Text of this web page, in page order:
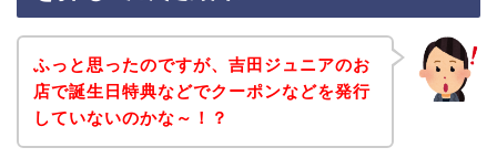
ふっと思ったのですが、吉田ジュニアのお
店で誕生日特典などでクーポンなどを発行
していないのかな～！？